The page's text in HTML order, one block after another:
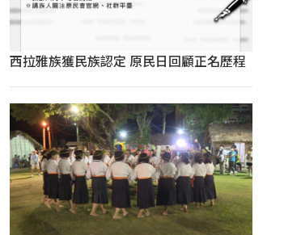
西拉雅族獲民族認定 原民日回顧正名歷程